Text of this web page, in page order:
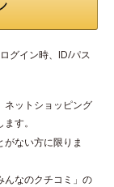
グイン時、ID/パス
ネットショッピング
す。
ない方に限りま
んなのクチコミ」の